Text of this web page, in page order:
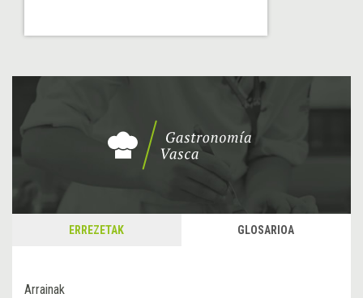
ERREZETAK GLOSARIOA
Arrainak